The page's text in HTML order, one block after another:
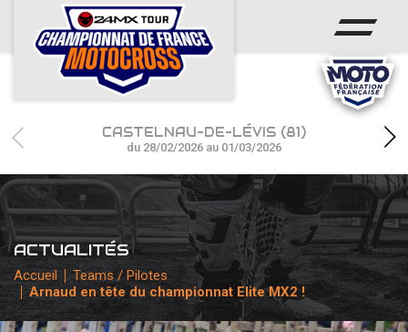
ACCUEIL
ACTUS
CALENDRIER
RÉSULTATS
PHOTOS / WEB TV
CHAMPIONNAT
PARTENAIRES
CASTELNAU-DE-LÉVIS (81)
du 28/02/2026 au 01/03/2026
ACTUALITÉS
Accueil
Teams / Pilotes
Arnaud en tête du championnat Elite MX2 !